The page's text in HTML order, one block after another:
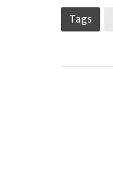
Tags